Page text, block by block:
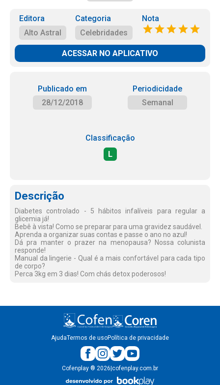
Editora
Alto Astral
Categoria
Celebridades
Nota
ACESSAR NO APLICATIVO
Publicado em
28/12/2018
Periodicidade
Semanal
Classificação
L
Descrição
Diabetes controlado - 5 hábitos infalíveis para regular a
glicemia já!
Bebê à vista! Como se preparar para uma gravidez saudável.
Aprenda a organizar suas contas e passe o ano no azul!
Dá pra manter o prazer na menopausa? Nossa colunista
responde!
Manual da lingerie - Qual é a mais confortável para cada tipo
de corpo?
Perca 3kg em 3 dias! Com chás detox poderosos!
AjudaTermos de usoPolítica de privacidade
Cofenplay ® 2026 cofenplay.com.br